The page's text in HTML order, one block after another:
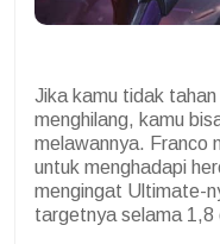
Jika kamu tidak
menghilang, kamu
melawannya. Franco
untuk menghadapi
mengingat Ultimate-
targetnya selama 1,8